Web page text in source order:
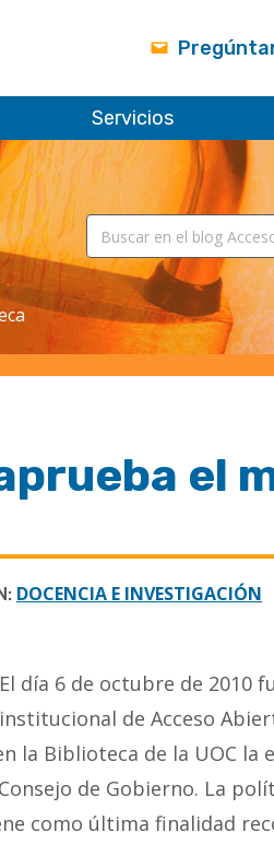
Servicios
el
DOCENCIA E INVESTIGACIÓN
El día 6 de octubre de 2010
institucional de Acceso
la Biblioteca de la UOC
de Gobierno. La
como última finalidad